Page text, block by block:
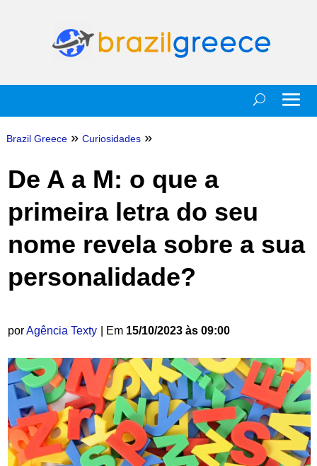
Brazil Greece » Curiosidades »
De A a M: o que a
primeira letra do seu
nome revela sobre a sua
personalidade?
porAgência Texty | Em 15/10/2023 às 09:00